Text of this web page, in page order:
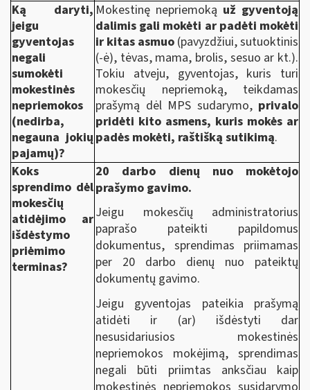
Ką daryti,
jeigu
gyventojas
negali
sumokėti
mokestinės
nepriemokos
(nedirba,
negauna jokių
pajamų)?
Mokestinę nepriemoką už gyventoją
dalimis gali mokėti ar padėti mokėti
ir kitas asmuo (pavyzdžiui, sutuoktinis
(-ė), tėvas, mama, brolis, sesuo ar kt.).
Tokiu atveju, gyventojas, kuris turi
mokesčių nepriemoką, teikdamas
prašymą dėl MPS sudarymo, privalo
pridėti kito asmens, kuris mokės ar
padės mokėti, raštišką sutikimą.
Koks
sprendimo dėl
mokesčių
atidėjimo ar
išdėstymo
priėmimo
terminas?
20 darbo dienų nuo mokėtojo
prašymo gavimo.
Jeigu mokesčių administratorius
paprašo pateikti papildomus
dokumentus, sprendimas priimamas
per 20 darbo dienų nuo pateiktų
dokumentų gavimo.
Jeigu gyventojas pateikia prašymą
atidėti ir (ar) išdėstyti dar
nesusidariusios mokestinės
nepriemokos mokėjimą, sprendimas
negali būti priimtas anksčiau kaip
mokestinės nepriemokos susidarymo